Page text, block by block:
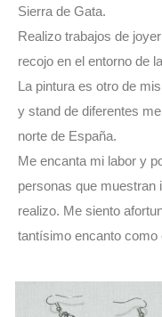
Sierra de Gata.
Realizo trabajos de
recojo en el entorno de
La pintura es otro de
y stand de diferentes
norte de España.
Me encanta mi labor y
personas que muestran
realizo. Me siento
tantísimo encanto como